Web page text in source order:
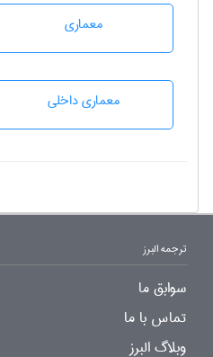
معماری
معماری داخلی
ترجمه البرز
سوابق ما
تماس با ما
وبلاگ البرز